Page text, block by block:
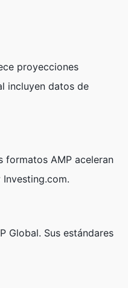
proyecciones
incluyen datos de
formatos AMP aceleran
Global. Sus estándares